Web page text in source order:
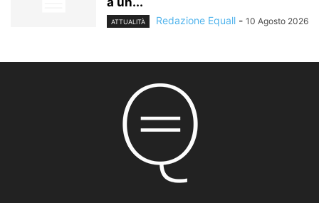
ATTUALITÀ Redazione Equall - 10 Agosto 2026